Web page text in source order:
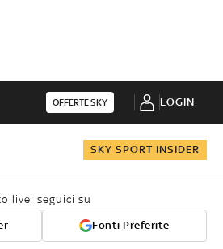
OFFERTE SKY LOGIN
SKY SPORT INSIDER
live: seguici su
Fonti Preferite